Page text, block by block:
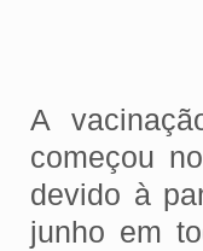
A
começou
devido à
junho em